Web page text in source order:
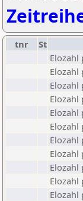
tnr St
Elozahl
Elozahl
Elozahl
Elozahl
Elozahl
Elozahl
Elozahl
Elozahl
Elozahl
Elozahl
Elozahl